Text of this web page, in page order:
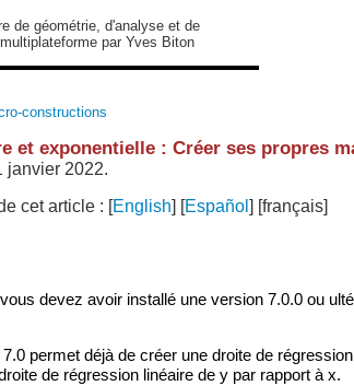
de géométrie, d'analyse et de
par Yves Biton
constructions
et exponentielle : Créer ses propres
janvier 2022.
cet article : [English] [Español ] [français]
devez avoir installé une version 7.0.0 ou
permet déjà de créer une droite de régression
de régression linéaire de y par rapport à x.